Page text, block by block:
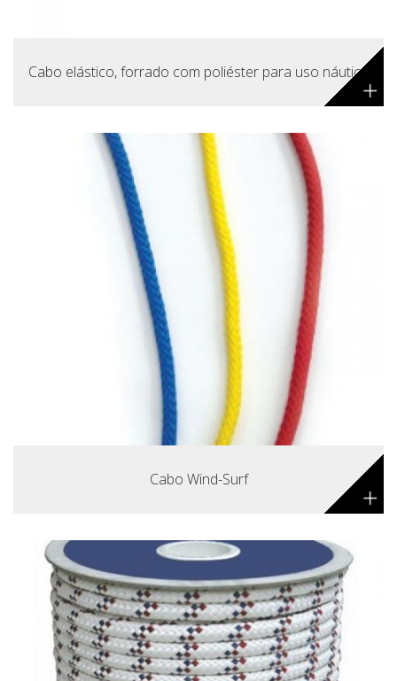
Cabo elástico, forrado com poliéster para uso náutico+
Cabo Wind-Surf +